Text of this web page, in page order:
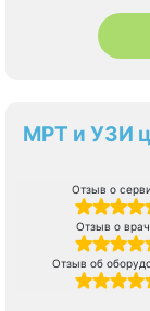
МРТ и УЗИ
Отзыв о
Отзыв о
Отзыв об